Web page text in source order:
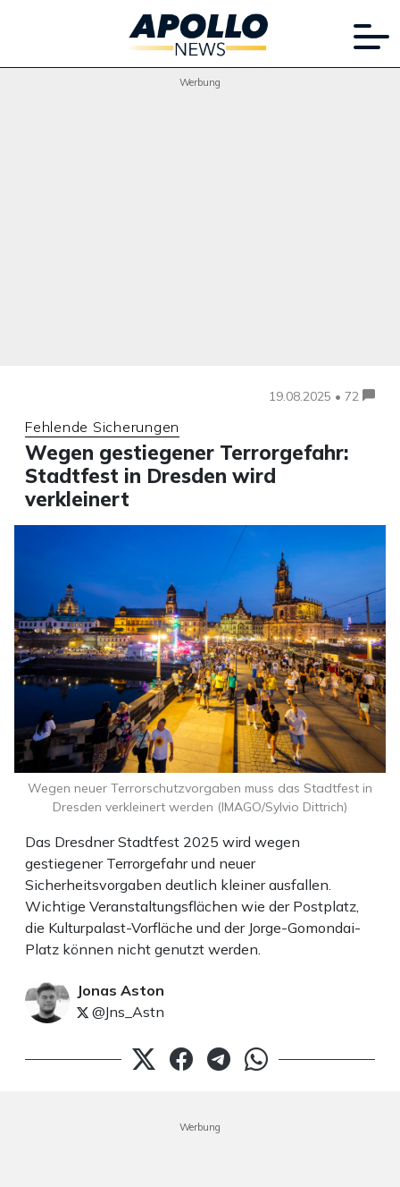
Werbung
19.08.2025 • 72
Fehlende Sicherungen
Wegen gestiegener Terrorgefahr:
Stadtfest in Dresden wird
verkleinert
Das Dresdner Stadtfest 2025 wird wegen
gestiegener Terrorgefahr und neuer
Sicherheitsvorgaben deutlich kleiner ausfallen.
Wichtige Veranstaltungsflächen wie der Postplatz,
die Kulturpalast-Vorfläche und der Jorge-Gomondai-
Platz können nicht genutzt werden.
Jonas Aston
@Jns_Astn
Wegen neuer Terrorschutzvorgaben muss das Stadtfest in
Dresden verkleinert werden (IMAGO/Sylvio Dittrich)
Werbung